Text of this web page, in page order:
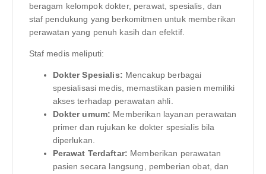
beragam kelompok dokter, perawat, spesialis, dan
staf pendukung yang berkomitmen untuk memberikan
perawatan yang penuh kasih dan efektif.
Staf medis meliputi:
Dokter Spesialis: Mencakup berbagai
spesialisasi medis, memastikan pasien memiliki
akses terhadap perawatan ahli.
Dokter umum: Memberikan layanan perawatan
primer dan rujukan ke dokter spesialis bila
diperlukan.
Perawat Terdaftar: Memberikan perawatan
pasien secara langsung, pemberian obat, dan